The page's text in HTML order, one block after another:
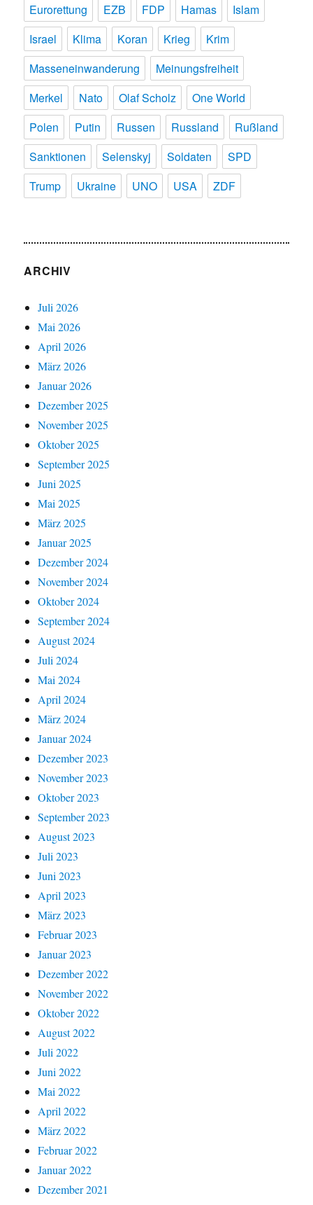
Eurorettung
EZB FDP Hamas
Islam
Israel
Klima Koran Krieg
Krim
Masseneinwanderung
Meinungsfreiheit
Merkel
Nato Olaf Scholz
One World
Polen
Putin Russen Russland
Rußland
Sanktionen
Selenskyj Soldaten
SPD
Trump
Ukraine UNO USA ZDF
ARCHIV
Juli 2026
Mai 2026
April 2026
März 2026
Januar 2026
Dezember 2025
November 2025
Oktober 2025
September 2025
Juni 2025
Mai 2025
März 2025
Januar 2025
Dezember 2024
November 2024
Oktober 2024
September 2024
August 2024
Juli 2024
Mai 2024
April 2024
März 2024
Januar 2024
Dezember 2023
November 2023
Oktober 2023
September 2023
August 2023
Juli 2023
Juni 2023
April 2023
März 2023
Februar 2023
Januar 2023
Dezember 2022
November 2022
Oktober 2022
August 2022
Juli 2022
Juni 2022
Mai 2022
April 2022
März 2022
Februar 2022
Januar 2022
Dezember 2021